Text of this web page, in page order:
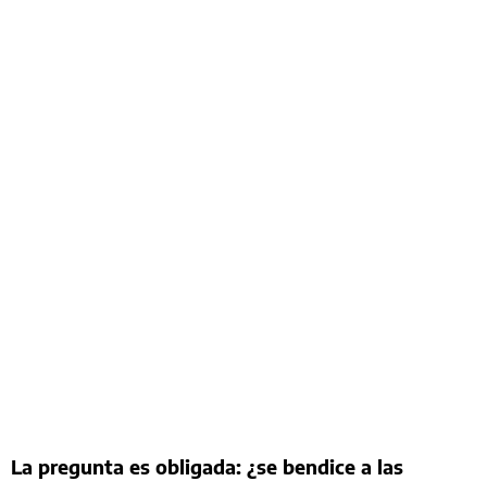
La pregunta es obligada: ¿se bendice a las